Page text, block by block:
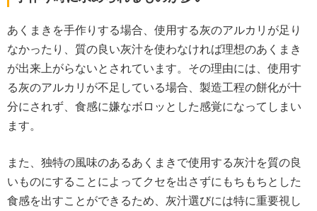
あくまきを手作りする場合、使用する灰のアルカリが足り
なかったり、質の良い灰汁を使わなければ理想のあくまき
が出来上がらないとされています。その理由には、使用す
る灰のアルカリが不足している場合、製造工程の餅化が十
分にされず、食感に嫌なボロッとした感覚になってしまい
ます。
また、独特の風味のあるあくまきで使用する灰汁を質の良
いものにすることによってクセを出さずにもちもちとした
食感を出すことができるため、灰汁選びには特に重要視し